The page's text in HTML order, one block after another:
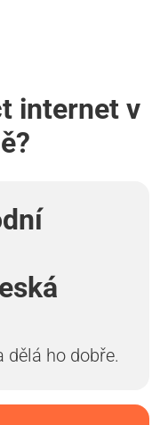
internet v
dělá ho dobře.